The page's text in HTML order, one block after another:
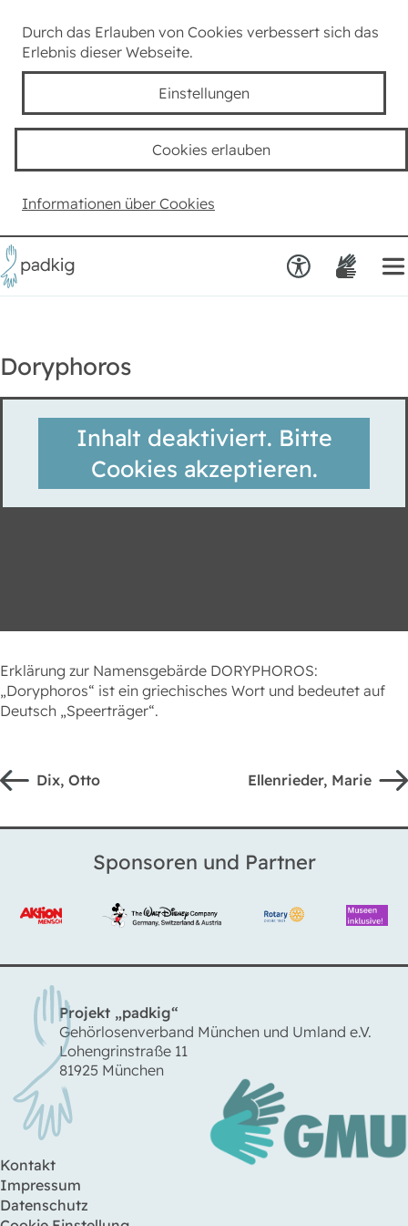
Durch das Erlauben von Cookies verbessert sich das
Erlebnis dieser Webseite.
Einstellungen
Informationen über Cookies
Cookies erlauben
Taube Kultur
Kids
Haben Sie einen Vorschlag?
Doryphoros
Inhalt deaktiviert. Bitte
Cookies akzeptieren.
Erklärung zur Namensgebärde DORYPHOROS:
„Doryphoros“ ist ein griechisches Wort und bedeutet auf
Deutsch „Speerträger“.
Dix, Otto Ellenrieder, Marie
Sponsoren und Partner
Projekt „padkig“
Gehörlosenverband München und Umland e.V.
Lohengrinstraße 11
81925 München
Kontakt
Impressum
Datenschutz